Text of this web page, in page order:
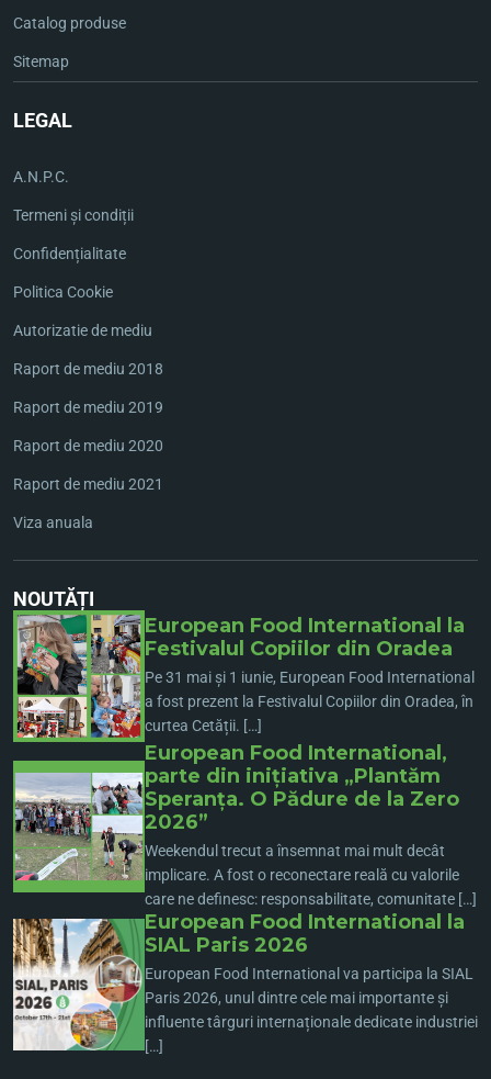
Catalog produse
Sitemap
LEGAL
A.N.P.C.
Termeni și condiții
Confidențialitate
Politica Cookie
Autorizatie de mediu
Raport de mediu 2018
Raport de mediu 2019
Raport de mediu 2020
Raport de mediu 2021
Viza anuala
NOUTĂȚI
European Food International la
Festivalul Copiilor din Oradea
Pe 31 mai și 1 iunie, European Food International
a fost prezent la Festivalul Copiilor din Oradea, în
curtea Cetății. […]
European Food International,
parte din inițiativa „Plantăm
Speranța. O Pădure de la Zero
2026”
Weekendul trecut a însemnat mai mult decât
implicare. A fost o reconectare reală cu valorile
care ne definesc: responsabilitate, comunitate […]
European Food International la
SIAL Paris 2026
European Food International va participa la SIAL
Paris 2026, unul dintre cele mai importante și
influente târguri internaționale dedicate industriei
[…]